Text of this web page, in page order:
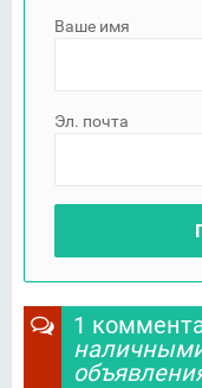
Ваше имя
Эл. почта
1